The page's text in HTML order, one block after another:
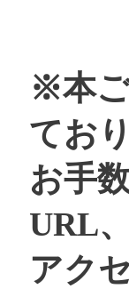
※本
てお
お手
URL
アク